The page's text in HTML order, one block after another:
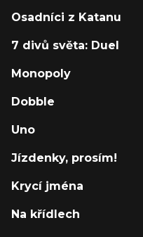
Osadníci z Katanu
7 divů světa: Duel
Monopoly
Dobble
Uno
Jízdenky, prosím!
Krycí jména
Na křídlech